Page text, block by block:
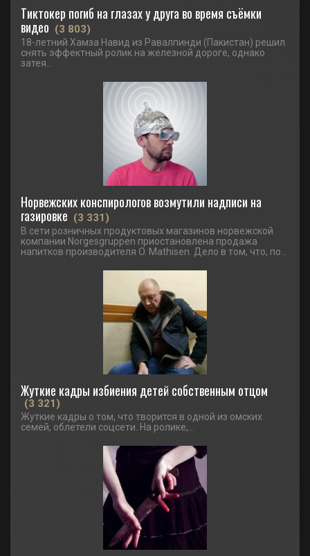
Тиктокер погиб на глазах у друга во время съёмки
видео (3 803)
18-летний Хамза Навид из Равалпинди (Пакистан) решил
снять эффектный ролик на железной дороге, однако
затея...
Норвежских конспирологов возмутили надписи на
газировке (3 331)
В сети розничных продуктовых магазинов норвежской
компании Norgesgruppen приостановлена продажа
напитков производителя O. Mathisen. Дело в том, что, по...
Жуткие кадры избиения детей собственным отцом
(3 321)
Жуткие кадры о том, что творится в одной из омских
семей, облетели соцсети. На ролике,...